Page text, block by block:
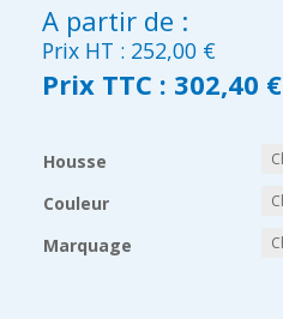
A partir de :
Prix HT : 252,00 €
Prix TTC : 302,40 €
Housse
Couleur
Marquage